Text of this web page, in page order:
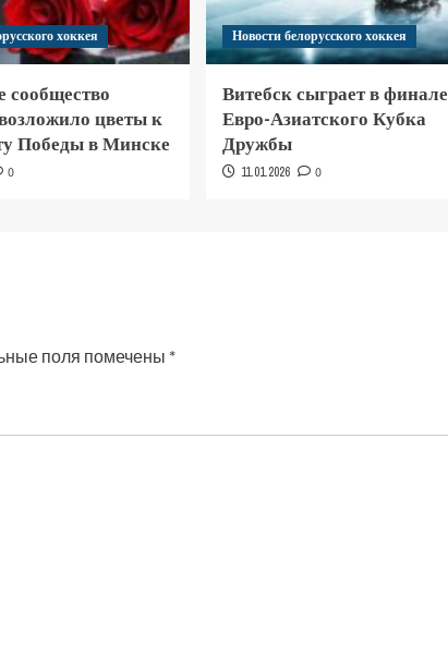
хоккея
сообщество
цветы к
Победы в Минске
0
Новости белорусского хоккея
Витебск сыграет в финале
Евро-Азиатского Кубка
Дружбы
11.01.2026 0
поля помечены *